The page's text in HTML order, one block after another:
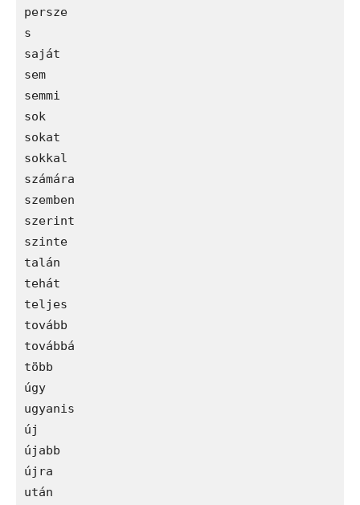
persze
s
saját
sem
semmi
sok
sokat
sokkal
számára
szemben
szerint
szinte
talán
tehát
teljes
tovább
továbbá
több
úgy
ugyanis
új
újabb
újra
után